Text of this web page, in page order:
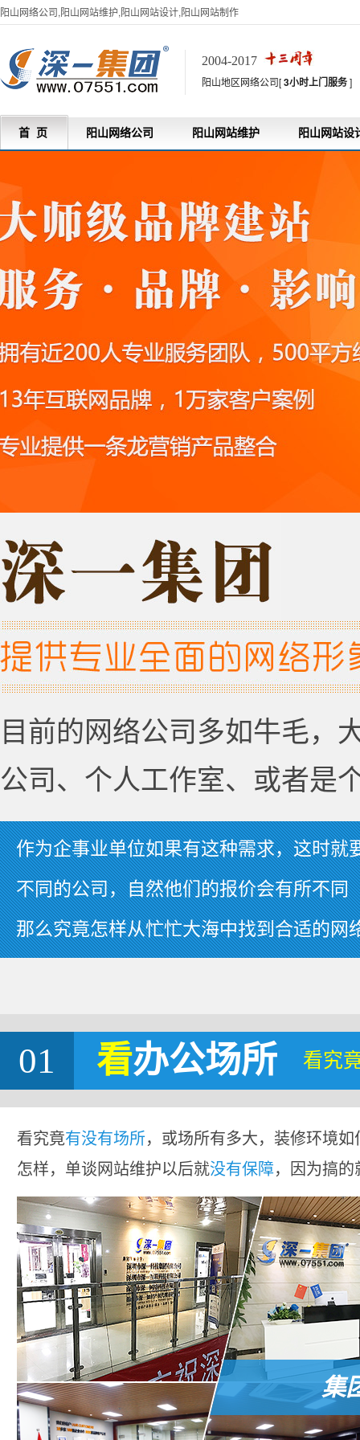
阳山网络公司,阳山网站维护,阳山网站设计,阳山网站制作
2004-2017
阳山地区网络公司[3小时上门服务]
首 页 阳山网络公司 阳山网站维护 阳山网站设
目前的网络公司多如牛毛，
公司、个人工作室、或者是
作为企事业单位如果有这种需求，这时就
不同的公司，自然他们的报价会有所不同
那么究竟怎样从忙忙大海中找到合适的网
01 看办公场所 看究
看究竟有没有场所，或场所有多大，装修环境
怎样，单谈网站维护以后就没有保障，因为搞
集